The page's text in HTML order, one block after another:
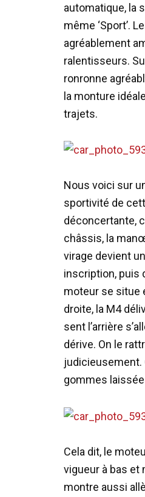
automatique, la
même ‘Sport’.
agréablement
ralentisseurs.
ronronne
la monture
trajets.
Nous voici sur
sportivité de
déconcertante,
châssis, la
virage devient
inscription, puis
moteur se situe
droite, la M4
sent l’arrière
dérive. On le
judicieusement.
gommes
Cela dit, le
vigueur à bas et
montre aussi